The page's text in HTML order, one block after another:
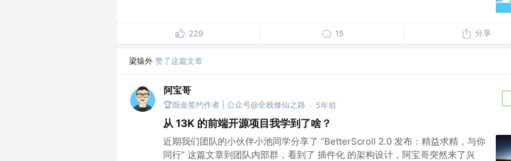
229 15 分享
梁猿外 赞了这篇文章
阿宝哥
🏆掘金签约作者 | 公众号@全栈修仙之路 · 5年前
从 13K 的前端开源项目我学到了啥？
近期我们团队的小伙伴小池同学分享了 “BetterScroll 2.0 发布：精益求精，与你
同行” 这篇文章到团队内部群，看到了 插件化 的架构设计，阿宝哥突然来了兴